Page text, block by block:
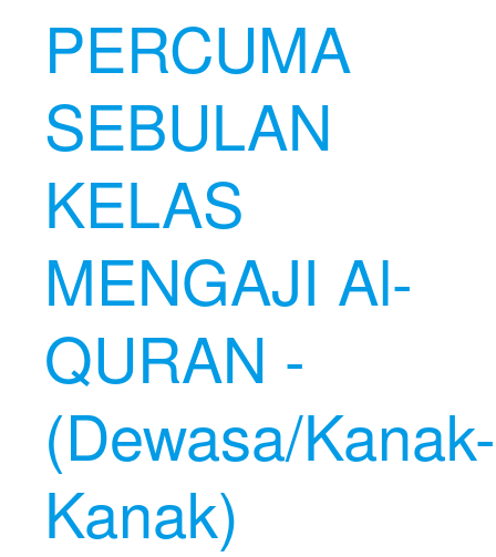
PERCUMA
SEBULAN
KELAS
MENGAJI Al-
QURAN -
(Dewasa/Kanak-
Kanak)